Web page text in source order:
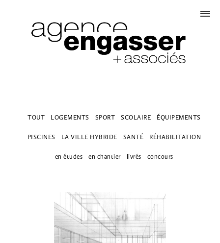
TOUT LOGEMENTS SPORT SCOLAIRE ÉQUIPEMENTS
PISCINES LA VILLE HYBRIDE SANTÉ RÉHABILITATION
en études en chantier livrés concours
L’ARCHITECTE-ARTISAN